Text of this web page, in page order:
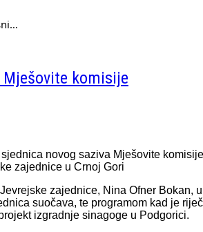
komisije
novog saziva Mješovite
zajednice u Crnoj Gori
zajednice, Nina Ofner Bokan,
suočava, te programom kad je
izgradnje sinagoge u Podgorici.